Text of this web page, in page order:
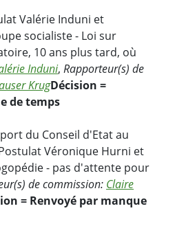
Valérie Induni et
socialiste - Loi sur
10 ans plus tard, où
Induni, Rapporteur(s) de
KrugDécision =
de temps
du Conseil d'Etat au
Véronique Hurni et
- pas d'attente pour
de commission: Claire
= Renvoyé par manque